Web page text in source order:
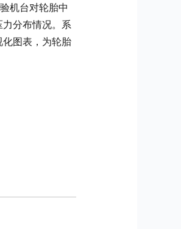
机台对轮胎中
分布情况。系
图表，为轮胎